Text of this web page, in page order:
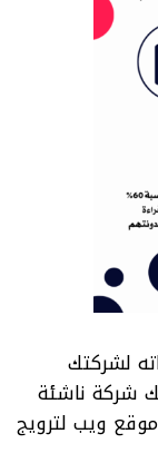
لشركتك
شركة ناشئة
ويب لترويج